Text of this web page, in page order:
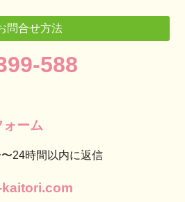
問合せ方法
588
ーム
24時間以内に返信